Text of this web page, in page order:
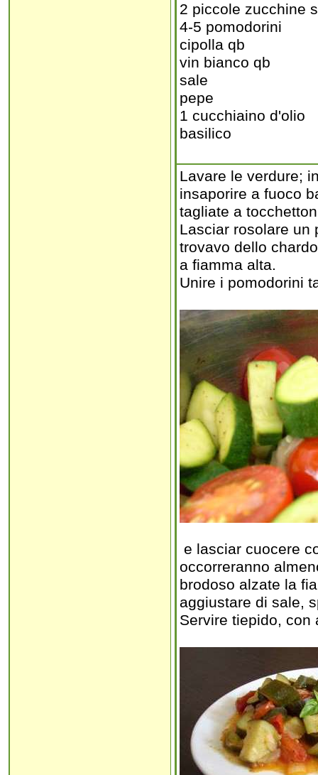
2 piccole zucchine
4-5 pomodorini
cipolla qb
vin bianco qb
sale
pepe
1 cucchiaino d'olio
basilico
Lavare le verdure;
insaporire a fuoco
tagliate a
Lasciar rosolare un
trovavo dello
a fiamma alta.
Unire i pomodorini
e lasciar cuocere
occorreranno
brodoso alzate la
aggiustare di sale,
Servire tiepido, con